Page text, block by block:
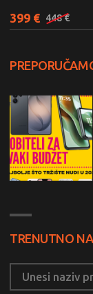
399 € 448 €
TRENUTNO